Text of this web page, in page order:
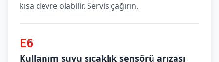
kısa devre olabilir. Servis çağırın.
E6
Kullanım suyu sıcaklık sensörü arızası